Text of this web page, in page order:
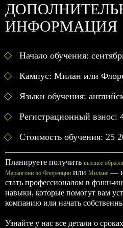
ИНФОРМАЦИЯ
Начало обучения:
Кампус: Милан или
Языки обучения:
Регистрационный взнос:
Стоимость обучения: 25
Планируете получить высшее
Марангони во Флоренции или Милане —
стать профессионалом в фэшн-
навыки, которые помогут вам
компанию или начать
Узнайте у нас все детали о